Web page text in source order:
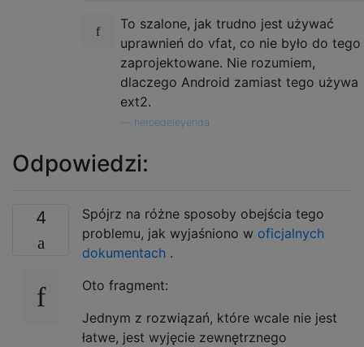
To szalone, jak trudno jest używać
uprawnień do vfat, co nie było do tego
zaprojektowane. Nie rozumiem,
dlaczego Android zamiast tego używa
ext2.
heroedeleyenda
Odpowiedzi:
4
Spójrz na różne sposoby obejścia tego
problemu, jak wyjaśniono w oficjalnych
dokumentach .
Oto fragment:
Jednym z rozwiązań, które wcale nie jest
łatwe, jest wyjęcie zewnętrznego